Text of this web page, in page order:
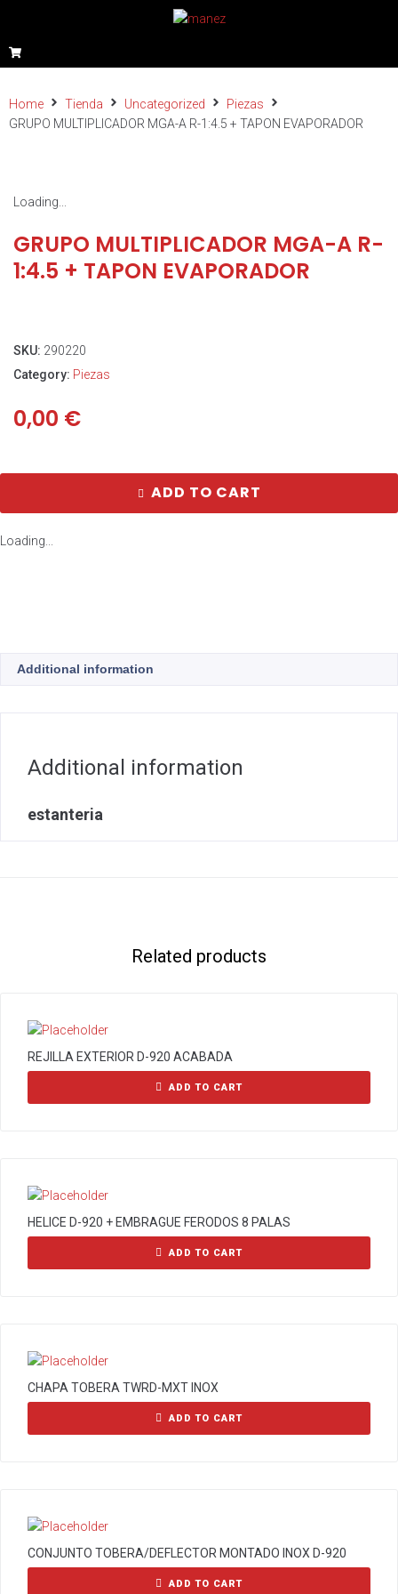
Home Tienda Uncategorized
Piezas
GRUPO MULTIPLICADOR MGA-A R-1:4.5 + TAPON EVAPORADOR
Loading...
GRUPO MULTIPLICADOR MGA-A R-
1:4.5 + TAPON EVAPORADOR
SKU: 290220
Category: Piezas
0,00 €
ADD TO CART
Loading...
Additional information
Additional information
estanteria
Related products
REJILLA EXTERIOR D-920 ACABADA
ADD TO CART
HELICE D-920 + EMBRAGUE FERODOS 8 PALAS
ADD TO CART
CHAPA TOBERA TWRD-MXT INOX
ADD TO CART
CONJUNTO TOBERA/DEFLECTOR MONTADO INOX D-920
ADD TO CART